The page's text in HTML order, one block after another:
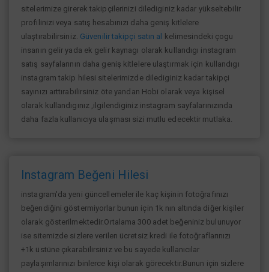
sitelerimize girerek takipçilerinizi dilediginiz kadar yükseltebilir
profilinizi veya satış hesabınızı daha geniş kitlelere
ulaştırabilirsiniz. Güvenilir takipçi satın al
kelimesindeki çogu
insanın gelir yada ek gelir kaynagı olarak kullandıgı instagram
satış sayfalarının daha geniş kitlelere ulaştırmak için kullandıgı
instagram takip hilesi sitelerimizde dilediginiz kadar takipçi
sayınızı arttırabilirsiniz öte yandan Hobi olarak veya kişisel
olarak kullandıgınız ,ilgilendiginiz instagram sayfalarınızında
daha fazla kullanıcıya ulaşması sizi mutlu edecektir mutlaka.
Instagram Beğeni Hilesi
instagram'da yeni güncellemeler ile kaç kişinin fotoğrafınızı
beğendiğini göstermiyorlar bunun için 1k nın altında diğer kişiler
olarak gösterilmektedir.Ortalama 300 adet beğeniniz bulunuyor
ise sitemizde sizlere verilen ücretsiz kredi ile fotoğraflarınızı
+1k üstüne çıkarabilirsiniz ve bu sayede kullanıcılar
paylaşımlarınızı binlerce kişi olarak görecektir.Bunun için sizlere